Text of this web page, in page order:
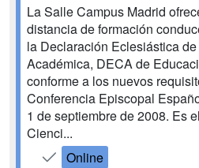
La Salle Campus Madrid
distancia de formación
la Declaración Eclesiástica
Académica, DECA de
conforme a los nuevos
Conferencia Episcopal
1 de septiembre de 2008. Es
Cienci...
Online